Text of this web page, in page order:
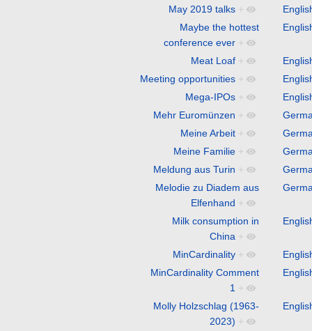
May 2019 talks +
Maybe the hottest
conference ever +
Meat Loaf +
Meeting opportunities +
Mega-IPOs +
Mehr Euromünzen +
Meine Arbeit +
Meine Familie +
Meldung aus Turin +
Melodie zu Diadem aus
Elfenhand +
Milk consumption in
China +
MinCardinality +
MinCardinality Comment
1 +
Molly Holzschlag (1963-
2023) +